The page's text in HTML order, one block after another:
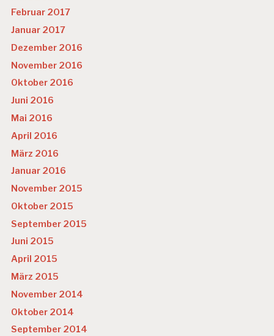
Februar 2017
Januar 2017
Dezember 2016
November 2016
Oktober 2016
Juni 2016
Mai 2016
April 2016
März 2016
Januar 2016
November 2015
Oktober 2015
September 2015
Juni 2015
April 2015
März 2015
November 2014
Oktober 2014
September 2014